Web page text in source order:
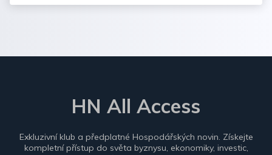
HN All Access
Exkluzivní klub a předplatné Hospodářských novin. Získejte
kompletní přístup do světa byznysu, ekonomiky, investic,